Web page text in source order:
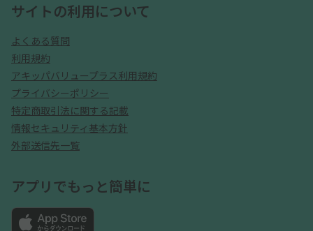
サイトの利用について
よくある質問
利用規約
アキッパバリュープラス利用規約
プライバシーポリシー
特定商取引法に関する記載
情報セキュリティ基本方針
外部送信先一覧
アプリでもっと簡単に